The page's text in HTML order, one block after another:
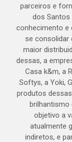
parceiros e
dos Santos
conhecimento e
se consolidar
maior
dessas, a
Casa k&m, a
Softys, a Yoki,
produtos
brilhantismo
objetivo a
atualmente
indiretos, e